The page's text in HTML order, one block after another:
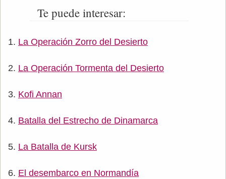
Te puede interesar:
La Operación Zorro del Desierto
La Operación Tormenta del Desierto
Kofi Annan
Batalla del Estrecho de Dinamarca
La Batalla de Kursk
El desembarco en Normandía